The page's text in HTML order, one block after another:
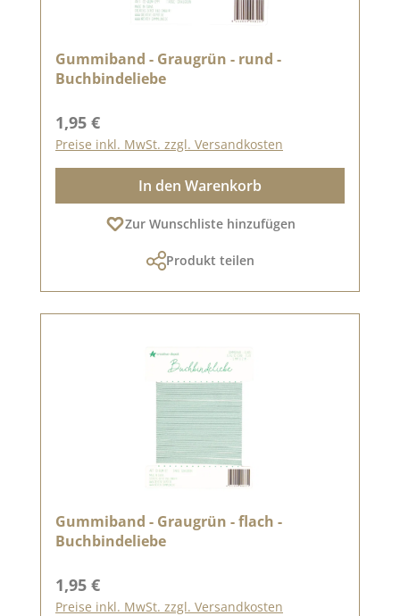
Gummiband - Graugrün - rund -
Buchbindeliebe
Regulärer Preis:
1,95 €
Preise inkl. MwSt. zzgl. Versandkosten
In den Warenkorb
Zur Wunschliste hinzufügen
Produkt teilen
Gummiband - Graugrün - flach -
Buchbindeliebe
Regulärer Preis:
1,95 €
Preise inkl. MwSt. zzgl. Versandkosten